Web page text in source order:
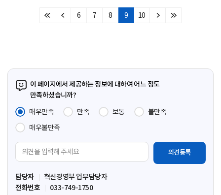
처
이
6 7 8 9 10
다
마
이 페이지에서 제공하는 정보에 대하여 어느 정도
만족하셨습니까?
매우만족
만족 보통
불만족
매우불만족
견
입
력
담당자
혁신경영부 업무담당자
전화번호
033-749-1750